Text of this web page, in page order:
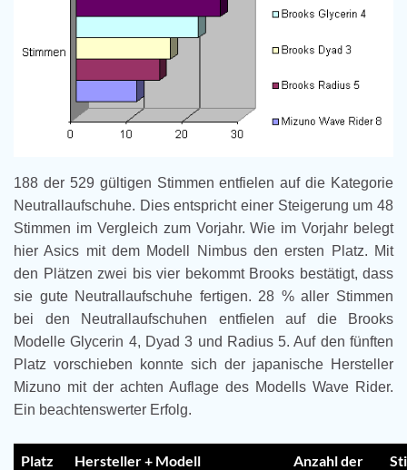
188 der 529 gültigen Stimmen entfielen auf die Kategorie
Neutrallaufschuhe. Dies entspricht einer Steigerung um 48
Stimmen im Vergleich zum Vorjahr. Wie im Vorjahr belegt
hier Asics mit dem Modell Nimbus den ersten Platz. Mit
den Plätzen zwei bis vier bekommt Brooks bestätigt, dass
sie gute Neutrallaufschuhe fertigen. 28 % aller Stimmen
bei den Neutrallaufschuhen entfielen auf die Brooks
Modelle Glycerin 4, Dyad 3 und Radius 5. Auf den fünften
Platz vorschieben konnte sich der japanische Hersteller
Mizuno mit der achten Auflage des Modells Wave Rider.
Ein beachtenswerter Erfolg.
Platz Hersteller + Modell
Anzahl der